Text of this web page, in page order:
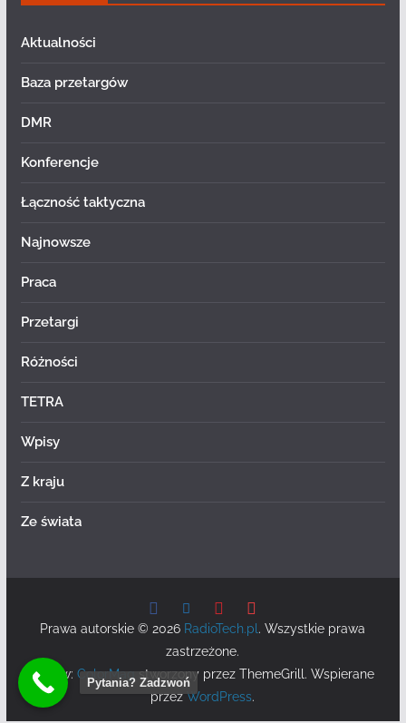
Aktualności
Baza przetargów
DMR
Konferencje
Łączność taktyczna
Najnowsze
Praca
Przetargi
Różności
TETRA
Wpisy
Z kraju
Ze świata
Prawa autorskie © 2026 RadioTech.pl . Wszystkie prawa
zastrzeżone.
Motyw:ColorMagstworzony przez ThemeGrill. Wspierane
przezWordPress.
Pytania? Zadzwoń